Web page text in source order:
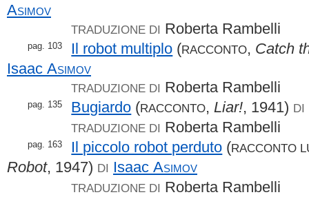
Asimov
TRADUZIONE DI Roberta Rambelli
pag. 103 Il robot multiplo (RACCONTO, Catch
Isaac Asimov
TRADUZIONE DI Roberta Rambelli
pag. 135 Bugiardo (RACCONTO, Liar!, 1941) DI
TRADUZIONE DI Roberta Rambelli
pag. 163 Il piccolo robot perduto (RACCONTO
Robot, 1947) DI Isaac Asimov
TRADUZIONE DI Roberta Rambelli